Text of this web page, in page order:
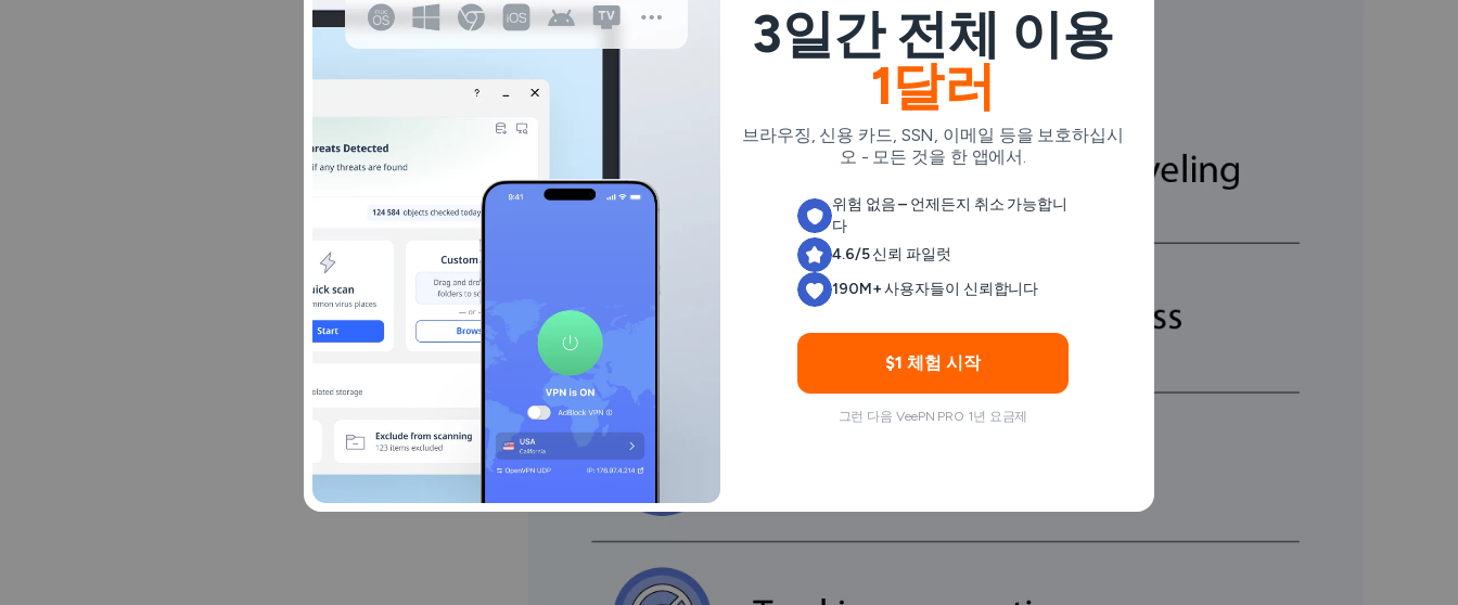
3일간 전체 이용
1달러
브라우징, 신용 카드, SSN, 이메일 등을 보호하십시
오 - 모든 것을 한 앱에서.
위험 없음 – 언제든지 취소 가능합니
다
4.6/5 신뢰 파일럿
190M+ 사용자들이 신뢰합니다
$1 체험 시작
그런 다음 VeePN PRO 1년 요금제